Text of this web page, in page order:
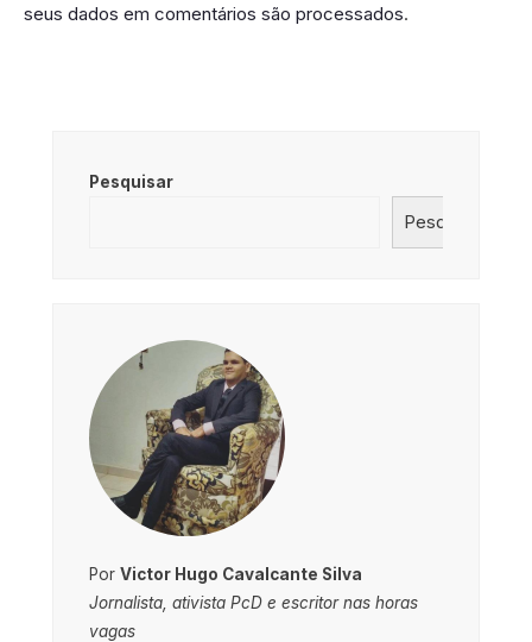
seus dados em comentários são processados.
Pesquisar
Pesquisar
Por Victor Hugo Cavalcante Silva
Jornalista, ativista PcD e escritor nas horas
vagas